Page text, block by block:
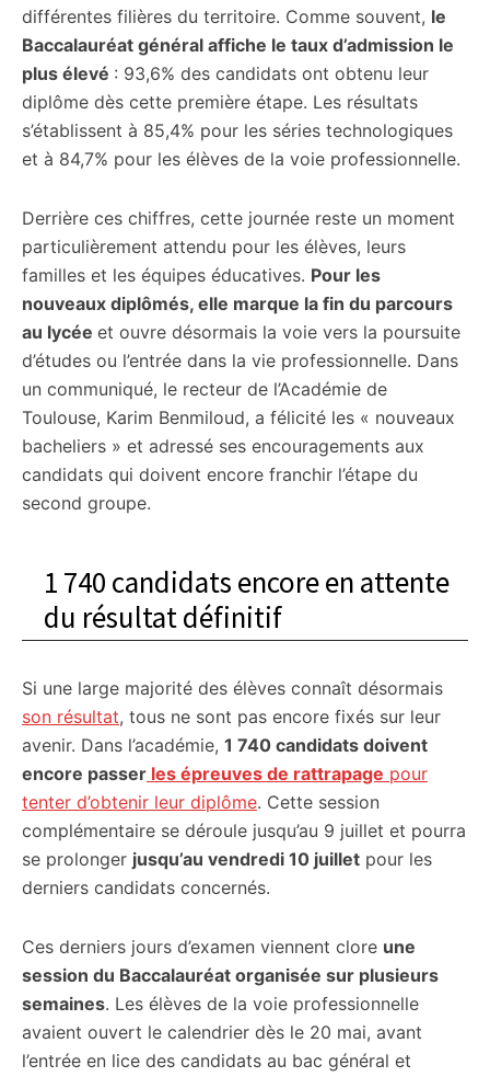
différentes filières du territoire. Comme souvent, le
Baccalauréat général affiche le taux d’admission le
plus élevé : 93,6% des candidats ont obtenu leur
diplôme dès cette première étape. Les résultats
s’établissent à 85,4% pour les séries technologiques
et à 84,7% pour les élèves de la voie professionnelle.
Derrière ces chiffres, cette journée reste un moment
particulièrement attendu pour les élèves, leurs
familles et les équipes éducatives. Pour les
nouveaux diplômés, elle marque la fin du parcours
au lycée et ouvre désormais la voie vers la poursuite
d’études ou l’entrée dans la vie professionnelle. Dans
un communiqué, le recteur de l’Académie de
Toulouse, Karim Benmiloud, a félicité les « nouveaux
bacheliers » et adressé ses encouragements aux
candidats qui doivent encore franchir l’étape du
second groupe.
1 740 candidats encore en attente
du résultat définitif
Si une large majorité des élèves connaît désormais
son résultat, tous ne sont pas encore fixés sur leur
avenir. Dans l’académie, 1 740 candidats doivent
encore passer les épreuves de rattrapage pour
tenter d’obtenir leur diplôme. Cette session
complémentaire se déroule jusqu’au 9 juillet et pourra
se prolonger jusqu’au vendredi 10 juillet pour les
derniers candidats concernés.
Ces derniers jours d’examen viennent clore une
session du Baccalauréat organisée sur plusieurs
semaines. Les élèves de la voie professionnelle
avaient ouvert le calendrier dès le 20 mai, avant
l’entrée en lice des candidats au bac général et